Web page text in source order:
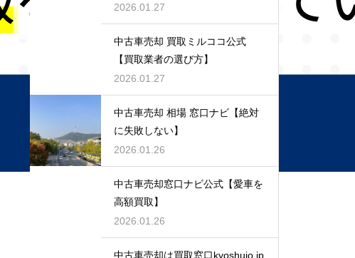
2026.01.27
中古車売却 買取ミルココ公式
【買取業者の選び方】
2026.01.27
中古車売却 相場 窓口ナビ【絶対
に失敗しない】
2026.01.26
中古車売却窓口ナビ公式【愛車を
高額買取】
2026.01.26
中古車売却は買取窓口kyoshujo.jp